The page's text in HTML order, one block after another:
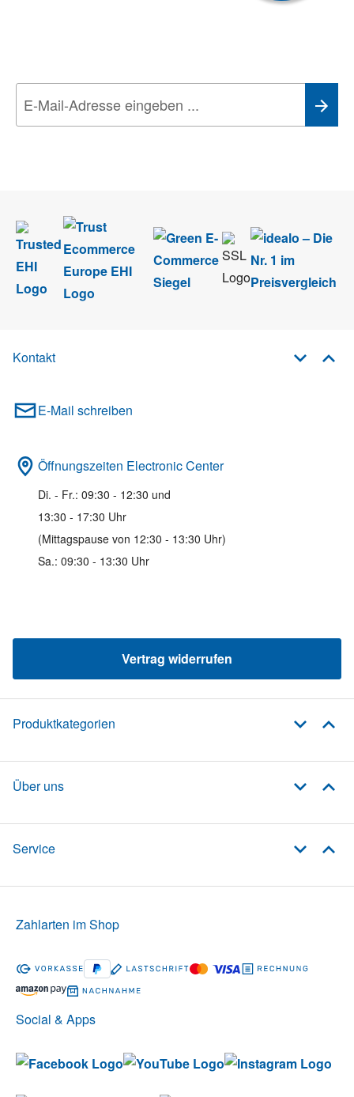
Kontakt
E-Mail schreiben
Öffnungszeiten Electronic Center
Di. - Fr.: 09:30 - 12:30 und
13:30 - 17:30 Uhr
(Mittagspause von 12:30 - 13:30 Uhr)
Sa.: 09:30 - 13:30 Uhr
Vertrag widerrufen
Produktkategorien
Über uns
Service
Social & Apps
Zahlarten im Shop